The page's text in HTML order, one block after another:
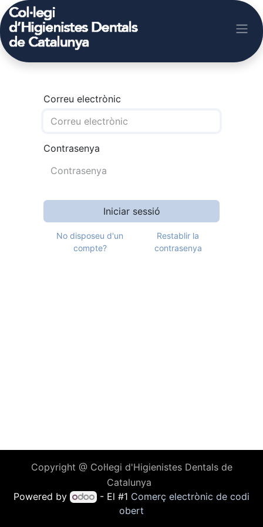
Correu electrònic
Contrasenya
Iniciar sessió
No disposeu d'un
compte?
Restablir la
contrasenya
Copyright @ Col·legi d'Higienistes Dentals de
Catalunya
Powered by
- El #1 Comerç electrònic de codi
obert